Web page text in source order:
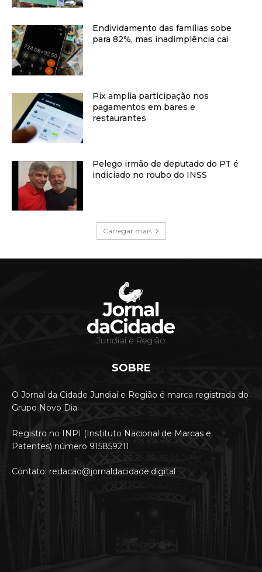
Endividamento das famílias sobe
para 82%, mas inadimplência cai
Pix amplia participação nos
pagamentos em bares e
restaurantes
Pelego irmão de deputado do PT é
indiciado no roubo do INSS
Carregar mais
SOBRE
O Jornal da Cidade Jundiaí e Região é marca registrada do
Grupo Novo Dia.
Registro no INPI (Instituto Nacional de Marcas e
Patentes) número 915859211
Contato: redacao@jornaldacidade.digital